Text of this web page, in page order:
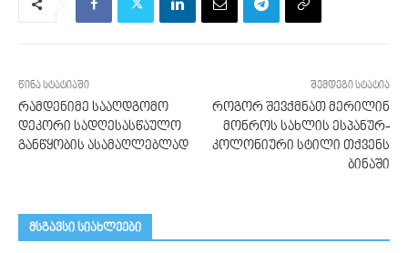
წინა სტატიაში
რამდენიმე სააღდგომო
დეკორი სადღესასწაულო
განწყობის ასამაღლებლად
შემდეგი სტატია
როგორ შევქმნათ მერილინ
მონროს სახლის ესპანურ-
კოლონიური სტილი თქვენს
ბინაში
მსგავსი სიახლეები